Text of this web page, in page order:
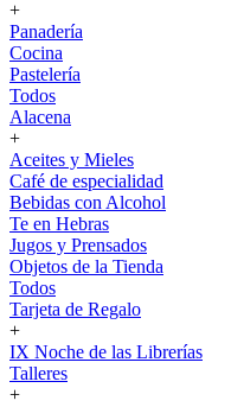
+
Panadería
Cocina
Pastelería
Todos
Alacena
+
Aceites y Mieles
Café de especialidad
Bebidas con Alcohol
Te en Hebras
Jugos y Prensados
Objetos de la Tienda
Todos
Tarjeta de Regalo
+
IX Noche de las Librerías
Talleres
+